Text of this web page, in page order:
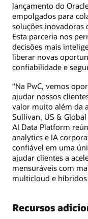
lançamento do
empolgados para
soluções inovadoras
Esta parceria nos
decisões mais
liberar novas
confiabilidade e
“Na PwC, vemos
ajudar nossos
valor muito além da
Sullivan, US & Global
AI Data Platform
analytics e IA
confiável em uma
ajudar clientes a
mensuráveis com
multicloud e híbridos
Recursos